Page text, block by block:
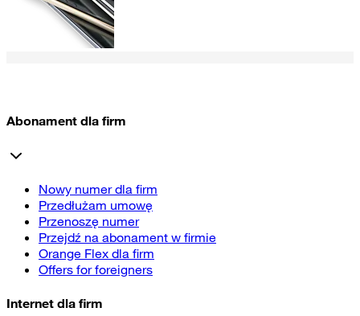
Abonament dla firm
Nowy numer dla firm
Przedłużam umowę
Przenoszę numer
Przejdź na abonament w firmie
Orange Flex dla firm
Offers for foreigners
Internet dla firm